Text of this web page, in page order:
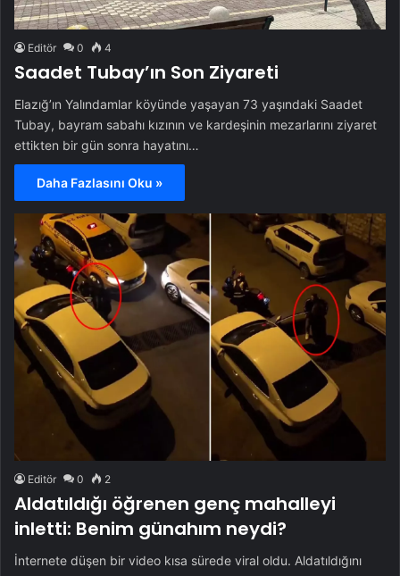
Editör 0 4
Saadet Tubay’ın Son Ziyareti
Elazığ’ın Yalındamlar köyünde yaşayan 73 yaşındaki Saadet
Tubay, bayram sabahı kızının ve kardeşinin mezarlarını ziyaret
ettikten bir gün sonra hayatını…
Daha Fazlasını Oku »
Editör 0 2
Aldatıldığı öğrenen genç mahalleyi
inletti: Benim günahım neydi?
İnternete düşen bir video kısa sürede viral oldu. Aldatıldığını